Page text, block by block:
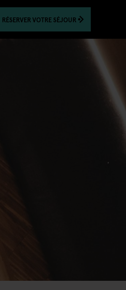
RÉSERVER VOTRE SÉJOUR